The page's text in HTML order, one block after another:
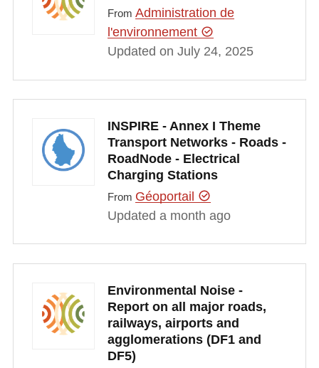
From Administration de
l'environnement
Updated on July 24, 2025
INSPIRE - Annex I Theme
Transport Networks - Roads -
RoadNode - Electrical
Charging Stations
From Géoportail
Updated a month ago
Environmental Noise -
Report on all major roads,
railways, airports and
agglomerations (DF1 and
DF5)